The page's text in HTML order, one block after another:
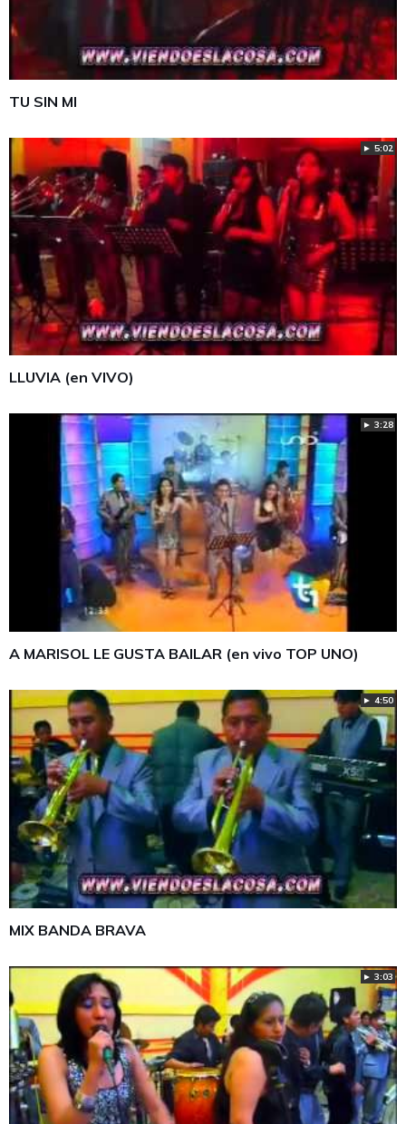
TU SIN MI
► 5:02
LLUVIA (en VIVO)
► 3:28
A MARISOL LE GUSTA BAILAR (en vivo TOP UNO)
► 4:50
MIX BANDA BRAVA
► 3:03